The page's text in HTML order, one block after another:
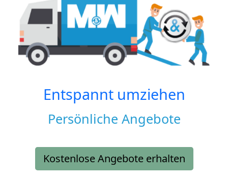
Entspannt umziehen
Persönliche Angebote
Kostenlose Angebote erhalten